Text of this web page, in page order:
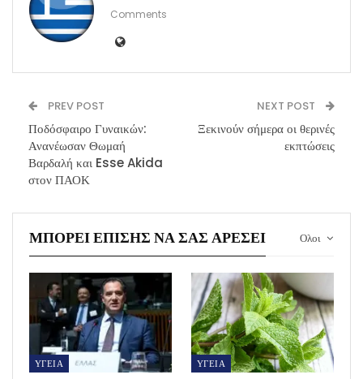
Comments
PREV POST
Ποδόσφαιρο Γυναικών:
Ανανέωσαν Θωμαή
Βαρδαλή και Esse Akida
στον ΠΑΟΚ
NEXT POST
Ξεκινούν σήμερα οι θερινές
εκπτώσεις
Ολοι
ΜΠΟΡΕΊ ΕΠΊΣΗΣ ΝΑ ΣΑΣ ΑΡΈΣΕΙ
ΥΓΕΙΑ ΥΓΕΙΑ